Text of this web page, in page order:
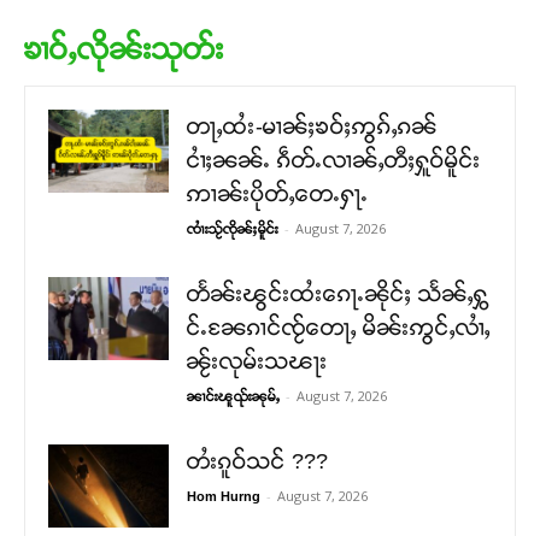
ၶၢဝ်ႇလိုၼ်းသုတ်း
တႃႇထႆး-မၢၼ်ႈၶဝ်ႈဢွၵ်ႇၵၼ်
ငၢႆႈၼၼ်ႉ ၵဵတ်ႉလၢၼ်ႇတီႈႁူဝ်မိူင်း
ဢၢၼ်းပိုတ်ႇတေႉႁႃႉ
ၸၢႆးသႂ်ၸိုၼ်ႈမိူင်း - August 7, 2026
တႅၼ်းၽွင်းထႆးၵေႃႉၼိုင်ႈ သႅၼ်ႇႁွ
င်ႉၼႄၵၢင်ၸႂ်တေႃႇ မိၼ်းဢွင်ႇလၢႆႇ
ၼႂ်းလုမ်းသၽႃး
ၼၢင်းၽူၺ်းၼုမ်ႇ - August 7, 2026
တႆးၵူဝ်သင် ???
Hom Hurng - August 7, 2026